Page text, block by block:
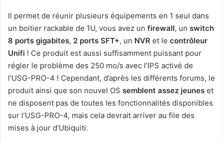
Il permet de réunir plusieurs équipements en 1 seul dans
un boitier rackable de 1U, vous avez un firewall, un switch
8 ports gigabites, 2 ports SFT+, un NVR et le contrôleur
Unifi ! Ce produit est aussi suffisamment puissant pour
régler le problème des 250 mo/s avec l’IPS activé de
l’USG-PRO-4 ! Cependant, d’après les différents forums, le
produit ainsi que son nouvel OS semblent assez jeunes et
ne disposent pas de toutes les fonctionnalités disponibles
sur l’USG-PRO-4, mais cela devrait arriver au file des
mises à jour d’Ubiquiti.